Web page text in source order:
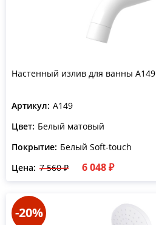
Настенный излив для ванны A149
Артикул: A149
Цвет: Белый матовый
Покрытие: Белый Soft-touch
Цена: 7 560 ₽ 6 048 ₽
-20%